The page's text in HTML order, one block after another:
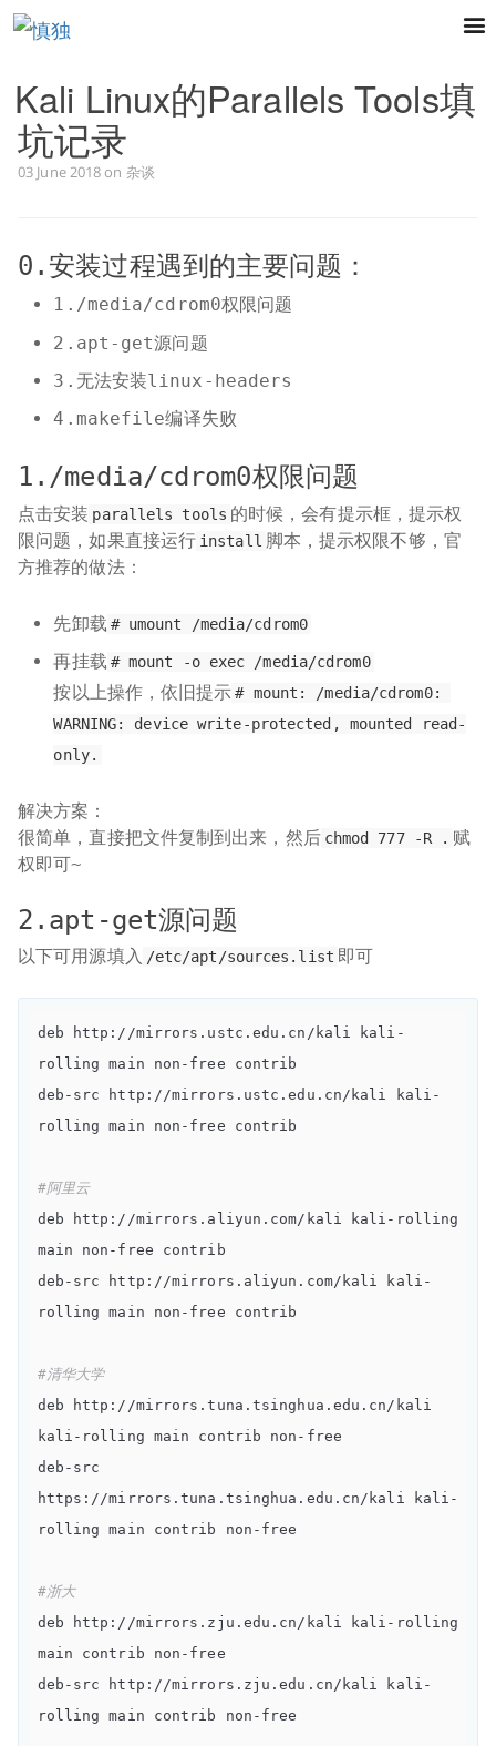
前端
Kali Linux的Parallels Tools填
坑记录
03 June 2018 on 杂谈
0.安装过程遇到的主要问题：
1./media/cdrom0权限问题
2.apt-get源问题
3.无法安装linux-headers
4.makefile编译失败
1./media/cdrom0权限问题
点击安装 parallels tools 的时候，会有提示框，提示权
限问题，如果直接运行 install 脚本，提示权限不够，官
方推荐的做法：
先卸载 # umount /media/cdrom0
再挂载 # mount -o exec /media/cdrom0
按以上操作，依旧提示 # mount: /media/cdrom0:
WARNING: device write-protected, mounted read-
only.
解决方案：
很简单，直接把文件复制到出来，然后 chmod 777 -R . 赋
权即可~
2.apt-get源问题
以下可用源填入 /etc/apt/sources.list 即可
deb http://mirrors.ustc.edu.cn/kali kali-
rolling main non-free contrib
deb-src http://mirrors.ustc.edu.cn/kali kali-
rolling main non-free contrib
#阿里云
deb http://mirrors.aliyun.com/kali kali-rolling
main non-free contrib
deb-src http://mirrors.aliyun.com/kali kali-
rolling main non-free contrib
#清华大学
deb http://mirrors.tuna.tsinghua.edu.cn/kali
kali-rolling main contrib non-free
deb-src
https://mirrors.tuna.tsinghua.edu.cn/kali kali-
rolling main contrib non-free
#浙大
deb http://mirrors.zju.edu.cn/kali kali-rolling
main contrib non-free
deb-src http://mirrors.zju.edu.cn/kali kali-
rolling main contrib non-free